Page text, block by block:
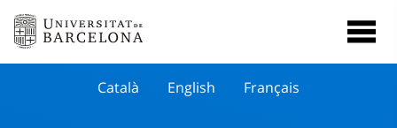
Català English Français